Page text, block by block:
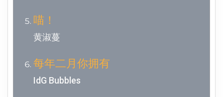
喵！
黄淑蔓
每年二月你拥有
IdG Bubbles